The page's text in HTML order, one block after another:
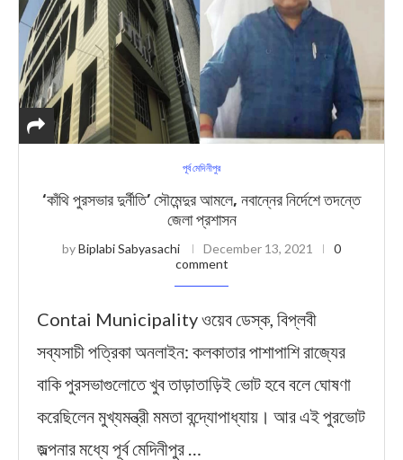
পূর্ব মেদিনীপুর
‘কা‍ঁথি পুরসভার দুর্নীতি’ সৌমেন্দুর আমলে, নবান্নের নির্দেশে তদন্তে
জেলা প্রশাসন
byBiplabi Sabyasachi December 13, 2021
0
comment
Contai Municipality ওয়েব ডেস্ক, বিপ্লবী
সব্যসাচী পত্রিকা অনলাইন: কলকাতার পাশাপাশি রাজ্যের
বাকি পুরসভাগুলোতে খুব তাড়াতাড়িই ভোট হবে বলে ঘোষণা
করেছিলেন মুখ্যমন্ত্রী মমতা বন্দ্যোপাধ্যায়। আর এই পুরভোট
জল্পনার মধ্যে পূর্ব মেদিনীপুর …